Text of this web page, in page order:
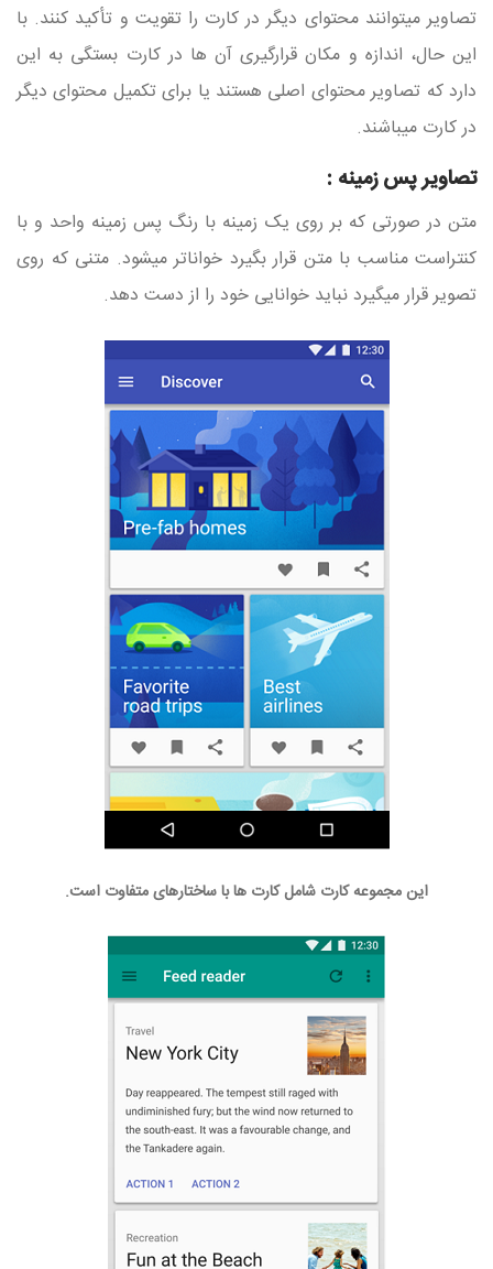
تصاویر میتوانند محتوای دیگر در کارت را تقویت و تأکید کنند. با
این حال، اندازه و مکان قرارگیری آن ها در کارت بستگی به این
دارد که تصاویر محتوای اصلی هستند یا برای تکمیل محتوای دیگر
در کارت میباشند.
تصاویر پس زمینه :
متن در صورتی که بر روی یک زمینه با رنگ پس زمینه واحد و با
کنتراست مناسب با متن قرار بگیرد خواناتر میشود. متنی که روی
تصویر قرار میگیرد نباید خوانایی خود را از دست دهد.
این مجموعه کارت شامل کارت ها با ساختارهای متفاوت است.